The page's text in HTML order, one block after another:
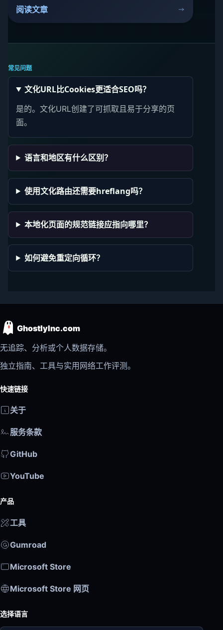
阅读文章
常见问题
文化URL比Cookies更适合SEO吗？
是的。文化URL创建了可抓取且易于分享的页
面。
语言和地区有什么区别？
使用文化路由还需要hreflang吗？
本地化页面的规范链接应指向哪里？
如何避免重定向循环？
GhostlyInc.com
无追踪、分析或个人数据存储。
独立指南、工具与实用网络工作评测。
快速链接
关于
服务条款
GitHub
YouTube
产品
工具
Gumroad
Microsoft Store
Microsoft Store 网页
选择语言